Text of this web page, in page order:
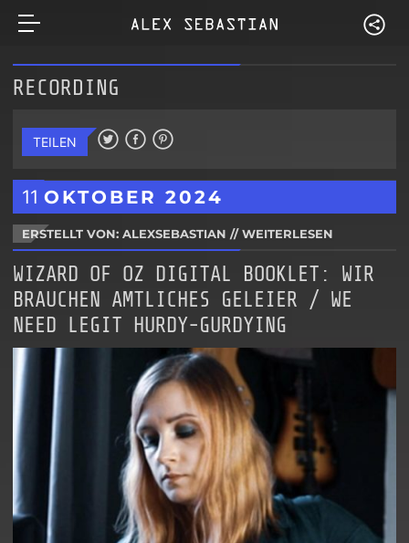
RECORDING
TEILEN
11OKTOBER2024
ERSTELLT VON: ALEXSEBASTIAN //WEITERLESEN
WIZARD OF OZ DIGITAL BOOKLET: WIR
BRAUCHEN AMTLICHES GELEIER / WE
NEED LEGIT HURDY-GURDYING